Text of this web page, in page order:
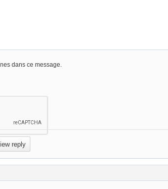
dans ce message.